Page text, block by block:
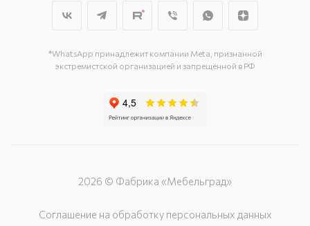
г. Подольск, ул. Станционная, д. 11
*WhatsApp принадлежит компании Meta, признанной
экстремистской организацией и запрещённой в РФ
2026 © Фабрика «Мебельград»
Соглашение на обработку персональных данных